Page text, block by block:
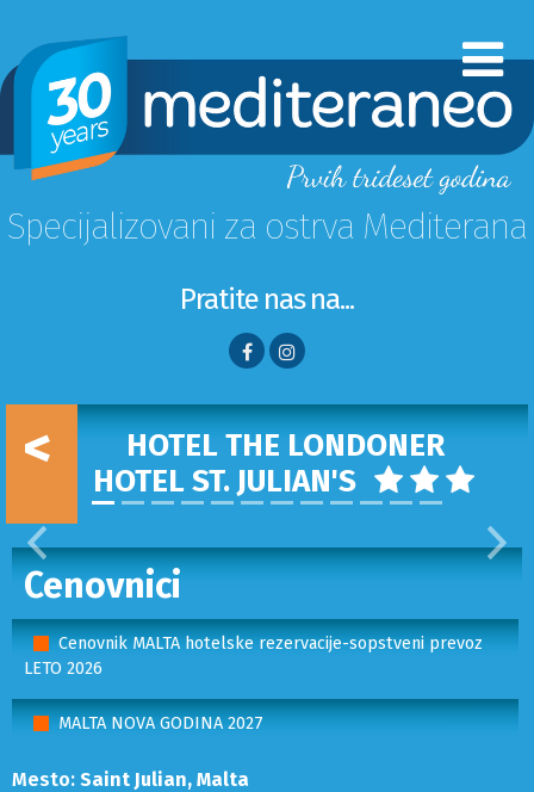
Specijalizovani za ostrva Mediterana
Pratite nas na...
<
HOTEL THE LONDONER
HOTEL ST. JULIAN'S
Prethodni
Cenovnici
Cenovnik MALTA hotelske rezervacije-sopstveni prevoz
LETO 2026
MALTA NOVA GODINA 2027
Mesto: Saint Julian, Malta